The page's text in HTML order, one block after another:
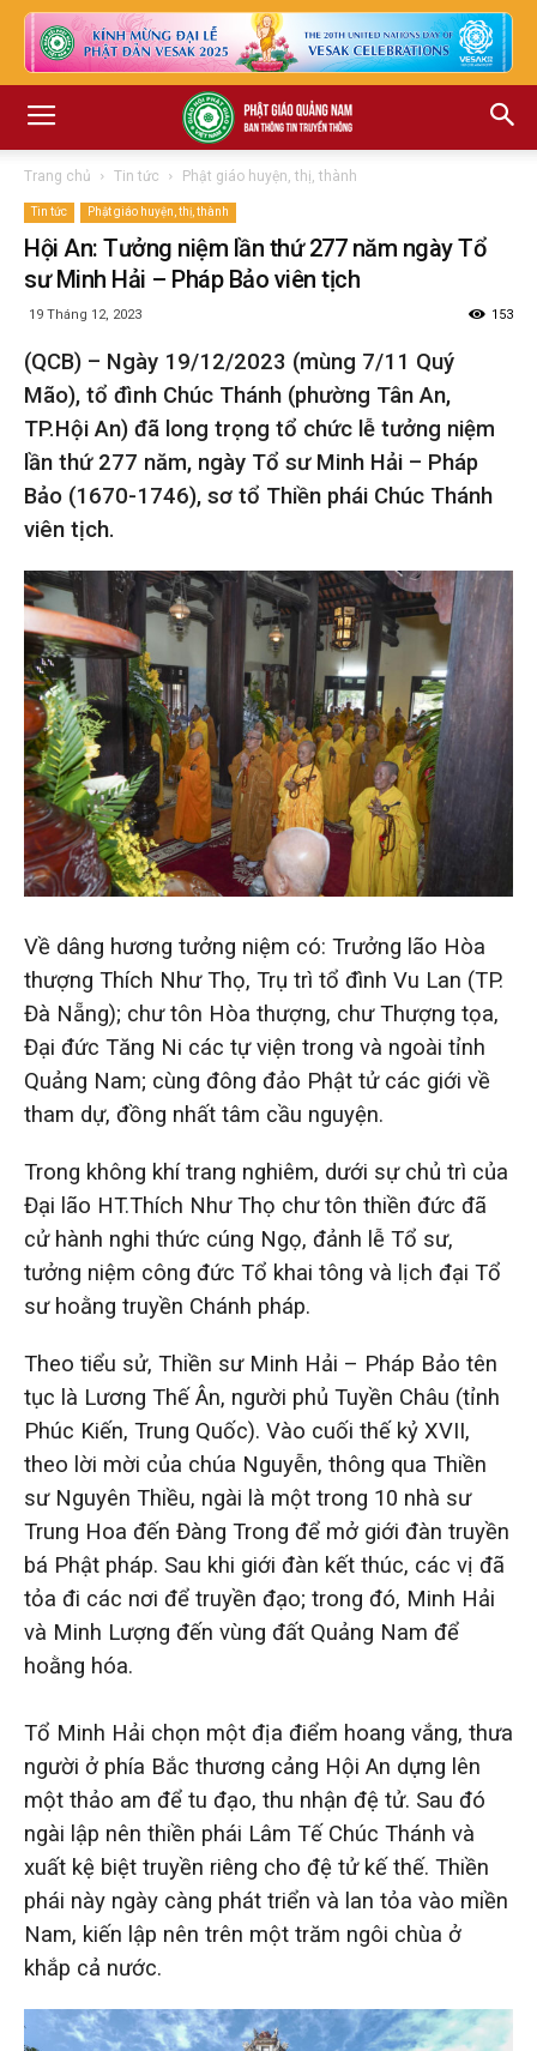
Trang chủ Tin tức Phật giáo huyện, thị, thành
Tin tức Phật giáo huyện, thị, thành
Hội An: Tưởng niệm lần thứ 277 năm ngày Tổ
sư Minh Hải – Pháp Bảo viên tịch
19 Tháng 12, 2023 153
(QCB) – Ngày 19/12/2023 (mùng 7/11 Quý
Mão), tổ đình Chúc Thánh (phường Tân An,
TP.Hội An) đã long trọng tổ chức lễ tưởng niệm
lần thứ 277 năm, ngày Tổ sư Minh Hải – Pháp
Bảo (1670-1746), sơ tổ Thiền phái Chúc Thánh
viên tịch.
Về dâng hương tưởng niệm có: Trưởng lão Hòa
thượng Thích Như Thọ, Trụ trì tổ đình Vu Lan (TP.
Đà Nẵng); chư tôn Hòa thượng, chư Thượng tọa,
Đại đức Tăng Ni các tự viện trong và ngoài tỉnh
Quảng Nam; cùng đông đảo Phật tử các giới về
tham dự, đồng nhất tâm cầu nguyện.
Trong không khí trang nghiêm, dưới sự chủ trì của
Đại lão HT.Thích Như Thọ chư tôn thiền đức đã
cử hành nghi thức cúng Ngọ, đảnh lễ Tổ sư,
tưởng niệm công đức Tổ khai tông và lịch đại Tổ
sư hoằng truyền Chánh pháp.
Theo tiểu sử, Thiền sư Minh Hải – Pháp Bảo tên
tục là Lương Thế Ân, người phủ Tuyền Châu (tỉnh
Phúc Kiến, Trung Quốc). Vào cuối thế kỷ XVII,
theo lời mời của chúa Nguyễn, thông qua Thiền
sư Nguyên Thiều, ngài là một trong 10 nhà sư
Trung Hoa đến Đàng Trong để mở giới đàn truyền
bá Phật pháp. Sau khi giới đàn kết thúc, các vị đã
tỏa đi các nơi để truyền đạo; trong đó, Minh Hải
và Minh Lượng đến vùng đất Quảng Nam để
hoằng hóa.
Tổ Minh Hải chọn một địa điểm hoang vắng, thưa
người ở phía Bắc thương cảng Hội An dựng lên
một thảo am để tu đạo, thu nhận đệ tử. Sau đó
ngài lập nên thiền phái Lâm Tế Chúc Thánh và
xuất kệ biệt truyền riêng cho đệ tử kế thế. Thiền
phái này ngày càng phát triển và lan tỏa vào miền
Nam, kiến lập nên trên một trăm ngôi chùa ở
khắp cả nước.